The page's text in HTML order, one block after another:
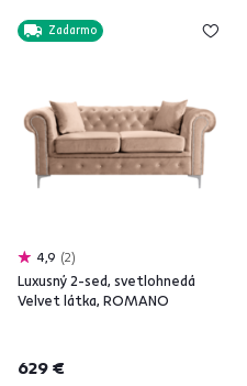
Zadarmo
4,9 2
Luxusný 2-sed, svetlohnedá
Velvet látka, ROMANO
629 €